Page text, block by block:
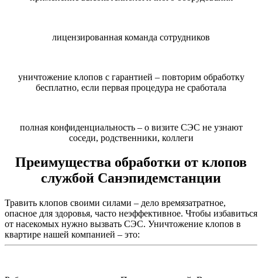
лицензированная команда сотрудников
уничтожение клопов с гарантией – повторим обработку
бесплатно, если первая процедура не сработала
полная конфиденциальность – о визите СЭС не узнают
соседи, родственники, коллеги
Преимущества обработки от клопов
службой Санэпидемстанции
Травить клопов своими силами – дело времязатратное,
опасное для здоровья, часто неэффективное. Чтобы избавиться
от насекомых нужно вызвать СЭС. Уничтожение клопов в
квартире нашей компанией – это: